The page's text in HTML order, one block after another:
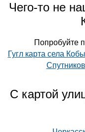
Чего-то не
Попробуйте
Гугл карта села
С картой